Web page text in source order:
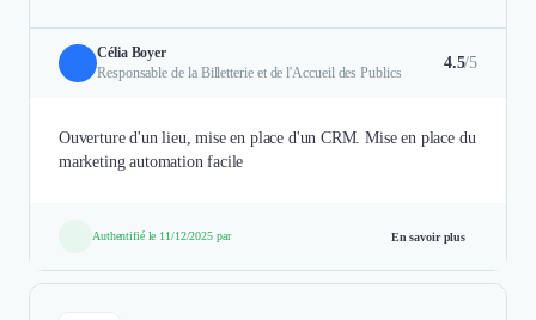
Célia Boyer
Responsable de la Billetterie et de l'Accueil des Publics
4.5/5
Ouverture d'un lieu, mise en place d'un CRM. Mise en place du
marketing automation facile
Authentifié le 11/12/2025 par En savoir plus